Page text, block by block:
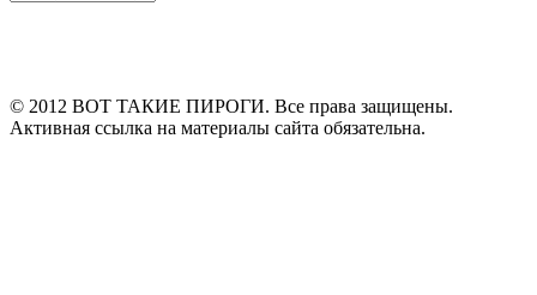
© 2012 ВОТ ТАКИЕ ПИРОГИ. Все права защищены.
Активная ссылка на материалы сайта обязательна.